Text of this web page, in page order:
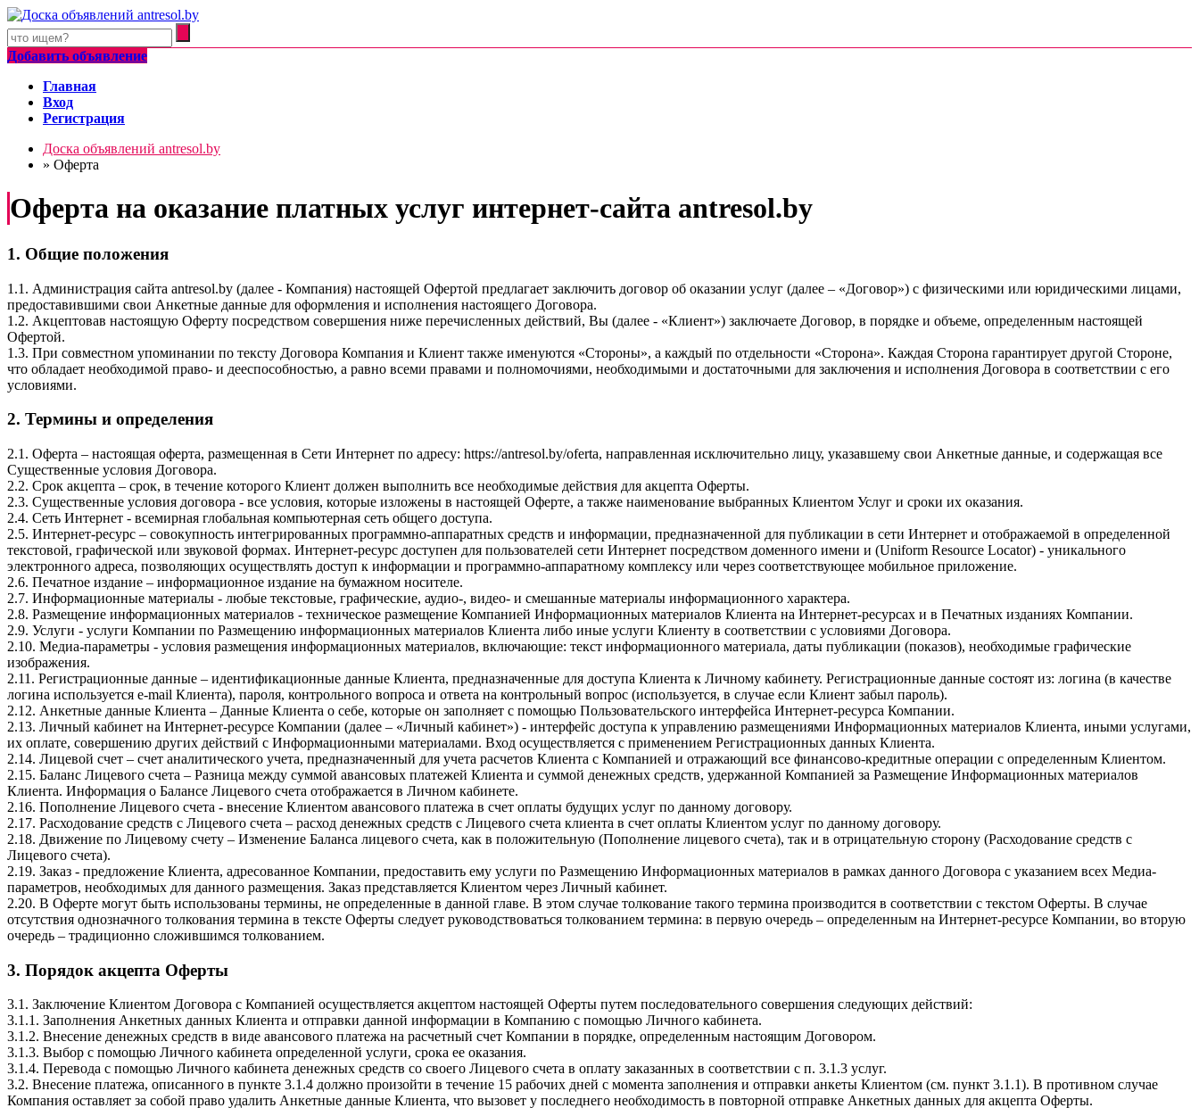
Добавить объявление
Главная
Вход
Регистрация
Доска объявлений antresol.by
» Оферта
Оферта на оказание платных услуг интернет-сайта antresol.by
1. Общие положения
1.1. Администрация сайта antresol.by (далее - Компания) настоящей Офертой предлагает заключить договор об оказании услуг (далее – «Договор») с физическими или юридическими лицами,
предоставившими свои Анкетные данные для оформления и исполнения настоящего Договора.
1.2. Акцептовав настоящую Оферту посредством совершения ниже перечисленных действий, Вы (далее - «Клиент») заключаете Договор, в порядке и объеме, определенным настоящей
Офертой.
1.3. При совместном упоминании по тексту Договора Компания и Клиент также именуются «Стороны», а каждый по отдельности «Сторона». Каждая Сторона гарантирует другой Стороне,
что обладает необходимой право- и дееспособностью, а равно всеми правами и полномочиями, необходимыми и достаточными для заключения и исполнения Договора в соответствии с его
условиями.
2. Термины и определения
2.1. Оферта – настоящая оферта, размещенная в Сети Интернет по адресу: https://antresol.by/oferta, направленная исключительно лицу, указавшему свои Анкетные данные, и содержащая все
Существенные условия Договора.
2.2. Срок акцепта – срок, в течение которого Клиент должен выполнить все необходимые действия для акцепта Оферты.
2.3. Существенные условия договора - все условия, которые изложены в настоящей Оферте, а также наименование выбранных Клиентом Услуг и сроки их оказания.
2.4. Сеть Интернет - всемирная глобальная компьютерная сеть общего доступа.
2.5. Интернет-ресурс – совокупность интегрированных программно-аппаратных средств и информации, предназначенной для публикации в сети Интернет и отображаемой в определенной
текстовой, графической или звуковой формах. Интернет-ресурс доступен для пользователей сети Интернет посредством доменного имени и (Uniform Resource Locator) - уникального
электронного адреса, позволяющих осуществлять доступ к информации и программно-аппаратному комплексу или через соответствующее мобильное приложение.
2.6. Печатное издание – информационное издание на бумажном носителе.
2.7. Информационные материалы - любые текстовые, графические, аудио-, видео- и смешанные материалы информационного характера.
2.8. Размещение информационных материалов - техническое размещение Компанией Информационных материалов Клиента на Интернет-ресурсах и в Печатных изданиях Компании.
2.9. Услуги - услуги Компании по Размещению информационных материалов Клиента либо иные услуги Клиенту в соответствии с условиями Договора.
2.10. Медиа-параметры - условия размещения информационных материалов, включающие: текст информационного материала, даты публикации (показов), необходимые графические
изображения.
2.11. Регистрационные данные – идентификационные данные Клиента, предназначенные для доступа Клиента к Личному кабинету. Регистрационные данные состоят из: логина (в качестве
логина используется e-mail Клиента), пароля, контрольного вопроса и ответа на контрольный вопрос (используется, в случае если Клиент забыл пароль).
2.12. Анкетные данные Клиента – Данные Клиента о себе, которые он заполняет с помощью Пользовательского интерфейса Интернет-ресурса Компании.
2.13. Личный кабинет на Интернет-ресурсе Компании (далее – «Личный кабинет») - интерфейс доступа к управлению размещениями Информационных материалов Клиента, иными услугами,
их оплате, совершению других действий с Информационными материалами. Вход осуществляется с применением Регистрационных данных Клиента.
2.14. Лицевой счет – счет аналитического учета, предназначенный для учета расчетов Клиента с Компанией и отражающий все финансово-кредитные операции с определенным Клиентом.
2.15. Баланс Лицевого счета – Разница между суммой авансовых платежей Клиента и суммой денежных средств, удержанной Компанией за Размещение Информационных материалов
Клиента. Информация о Балансе Лицевого счета отображается в Личном кабинете.
2.16. Пополнение Лицевого счета - внесение Клиентом авансового платежа в счет оплаты будущих услуг по данному договору.
2.17. Расходование средств с Лицевого счета – расход денежных средств с Лицевого счета клиента в счет оплаты Клиентом услуг по данному договору.
2.18. Движение по Лицевому счету – Изменение Баланса лицевого счета, как в положительную (Пополнение лицевого счета), так и в отрицательную сторону (Расходование средств с
Лицевого счета).
2.19. Заказ - предложение Клиента, адресованное Компании, предоставить ему услуги по Размещению Информационных материалов в рамках данного Договора с указанием всех Медиа-
параметров, необходимых для данного размещения. Заказ представляется Клиентом через Личный кабинет.
2.20. В Оферте могут быть использованы термины, не определенные в данной главе. В этом случае толкование такого термина производится в соответствии с текстом Оферты. В случае
отсутствия однозначного толкования термина в тексте Оферты следует руководствоваться толкованием термина: в первую очередь – определенным на Интернет-ресурсе Компании, во вторую
очередь – традиционно сложившимся толкованием.
3. Порядок акцепта Оферты
3.1. Заключение Клиентом Договора с Компанией осуществляется акцептом настоящей Оферты путем последовательного совершения следующих действий:
3.1.1. Заполнения Анкетных данных Клиента и отправки данной информации в Компанию с помощью Личного кабинета.
3.1.2. Внесение денежных средств в виде авансового платежа на расчетный счет Компании в порядке, определенным настоящим Договором.
3.1.3. Выбор с помощью Личного кабинета определенной услуги, срока ее оказания.
3.1.4. Перевода с помощью Личного кабинета денежных средств со своего Лицевого счета в оплату заказанных в соответствии с п. 3.1.3 услуг.
3.2. Внесение платежа, описанного в пункте 3.1.4 должно произойти в течение 15 рабочих дней с момента заполнения и отправки анкеты Клиентом (см. пункт 3.1.1). В противном случае
Компания оставляет за собой право удалить Анкетные данные Клиента, что вызовет у последнего необходимость в повторной отправке Анкетных данных для акцепта Оферты.